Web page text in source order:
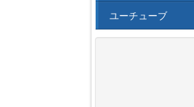
ユーチューブ